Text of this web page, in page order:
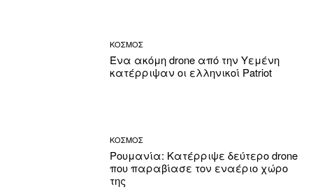
ΚΟΣΜΟΣ
Ένα ακόμη drone από την Υεμένη
κατέρριψαν οι ελληνικοί Patriot
ΚΟΣΜΟΣ
Ρουμανία: Κατέρριψε δεύτερο drone
που παραβίασε τον εναέριο χώρο
της